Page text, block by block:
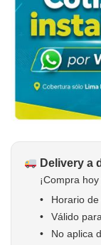
Delivery a
¡Compra hoy
•
Horario
•
Válido
•
No aplica